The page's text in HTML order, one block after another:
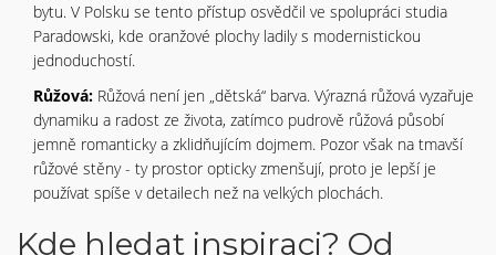
bytu. V Polsku se tento přístup osvědčil ve spolupráci studia
Paradowski, kde oranžové plochy ladily s modernistickou
jednoduchostí.
Růžová: Růžová není jen „dětská“ barva. Výrazná růžová vyzařuje
dynamiku a radost ze života, zatímco pudrově růžová působí
jemně romanticky a zklidňujícím dojmem. Pozor však na tmavší
růžové stěny - ty prostor opticky zmenšují, proto je lepší je
používat spíše v detailech než na velkých plochách.
Kde hledat inspiraci? Od